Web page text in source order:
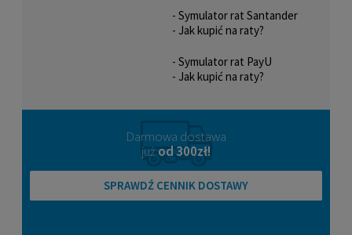
Skarpety na rolki FR Skates/Seba
(czarno/czarwone)
69,00 zł
- Symulator rat Santander
- Jak kupić na raty?
- Symulator rat PayU
- Jak kupić na raty?
Darmowa dostawa
już od 300zł!
SPRAWDŹ CENNIK DOSTAWY